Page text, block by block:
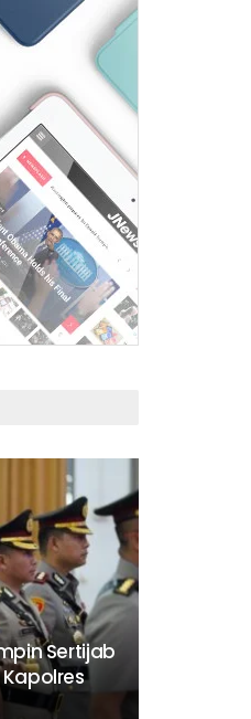
Sertijab